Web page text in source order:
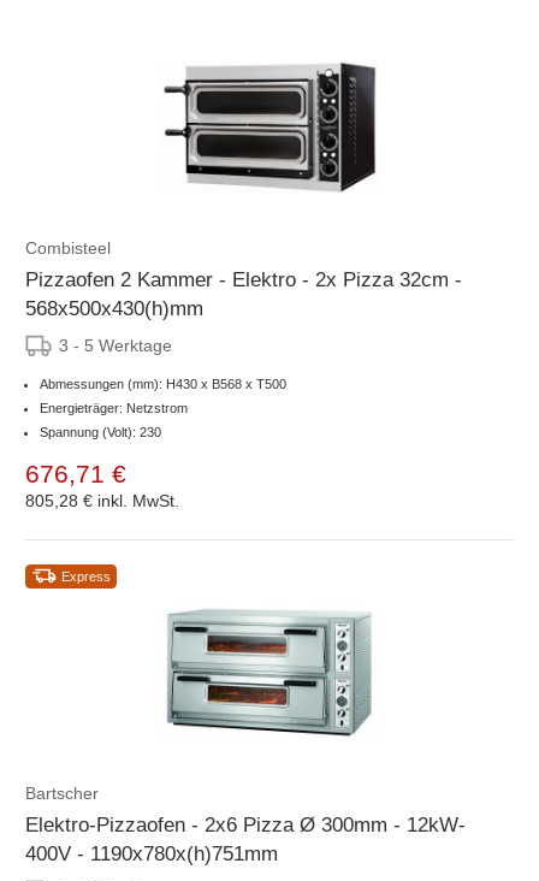
Combisteel
Pizzaofen 2 Kammer - Elektro - 2x Pizza 32cm -
568x500x430(h)mm
3 - 5 Werktage
Abmessungen (mm): H430 x B568 x T500
Energieträger: Netzstrom
Spannung (Volt): 230
676,71 €
805,28 € inkl. MwSt.
Express
Bartscher
Elektro-Pizzaofen - 2x6 Pizza Ø 300mm - 12kW-
400V - 1190x780x(h)751mm